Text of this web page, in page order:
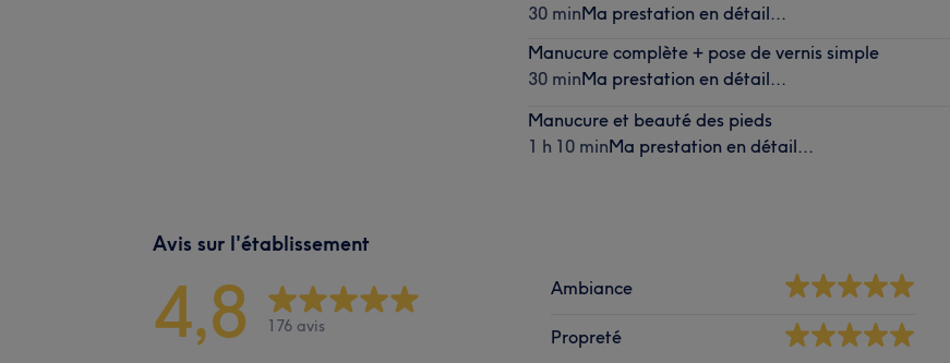
30 minMa prestation en détail...
Manucure complète + pose de vernis simple
30 minMa prestation en détail...
Manucure et beauté des pieds
1 h 10 minMa prestation en détail...
Avis sur l'établissement
4,8 176 avis
Ambiance
Propreté